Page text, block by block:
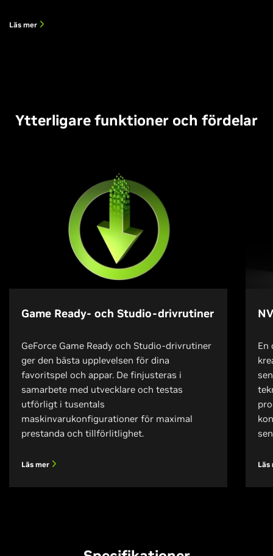
Läs mer
Ytterligare funktioner och fördelar
Game Ready- och Studio-drivrutiner
GeForce Game Ready och Studio-drivrutiner
ger den bästa upplevelsen för dina
favoritspel och appar. De finjusteras i
samarbete med utvecklare och testas
utförligt i tusentals
maskinvarukonfigurationer för maximal
prestanda och tillförlitlighet.
Läs mer
En
Läs